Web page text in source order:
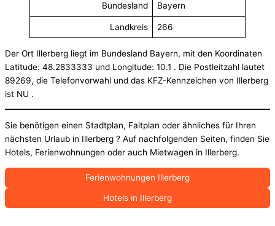
Bundesland Bayern
Landkreis 266
Der Ort Illerberg liegt im Bundesland Bayern, mit den Koordinaten
Latitude: 48.2833333 und Longitude: 10.1 . Die Postleitzahl lautet
89269, die Telefonvorwahl und das KFZ-Kennzeichen von Illerberg
ist NU .
Sie benötigen einen Stadtplan, Faltplan oder ähnliches für Ihren
nächsten Urlaub in Illerberg ? Auf nachfolgenden Seiten, finden Sie
Hotels, Ferienwohnungen oder auch Mietwagen in Illerberg.
Ferienwohnungen Illerberg
Hotels in Illerberg